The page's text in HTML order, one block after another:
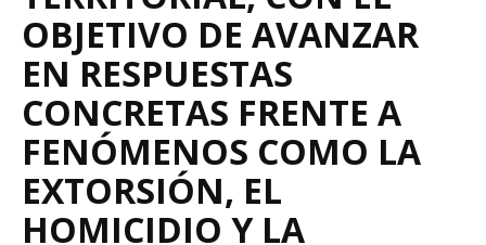
OBJETIVO DE AVANZAR
EN RESPUESTAS
CONCRETAS FRENTE A
FENÓMENOS COMO LA
EXTORSIÓN, EL
HOMICIDIO Y LA